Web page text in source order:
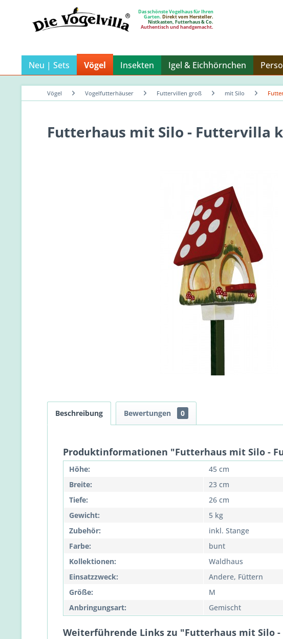
Das schönste Vogelhaus für Ihren
Garten. Direkt vom Hersteller.
Nistkasten, Futterhaus & Co.
Authentisch und handgemacht.
Neu | Sets Vögel Insekten Igel & Eichhörnchen
Vögel Vogelfutterhäuser Futtervillen groß mit Silo
Futterhaus mit Silo - Futtervilla
Beschreibung Bewertungen 0
Produktinformationen "Futterhaus mit Silo -
Höhe:
45 cm
Breite:
23 cm
Tiefe:
26 cm
Gewicht:
5 kg
Zubehör:
inkl. Stange
Farbe:
bunt
Kollektionen:
Waldhaus
Einsatzzweck:
Andere, Füttern
Größe:
M
Anbringungsart:
Gemischt
Weiterführende Links zu "Futterhaus mit Silo